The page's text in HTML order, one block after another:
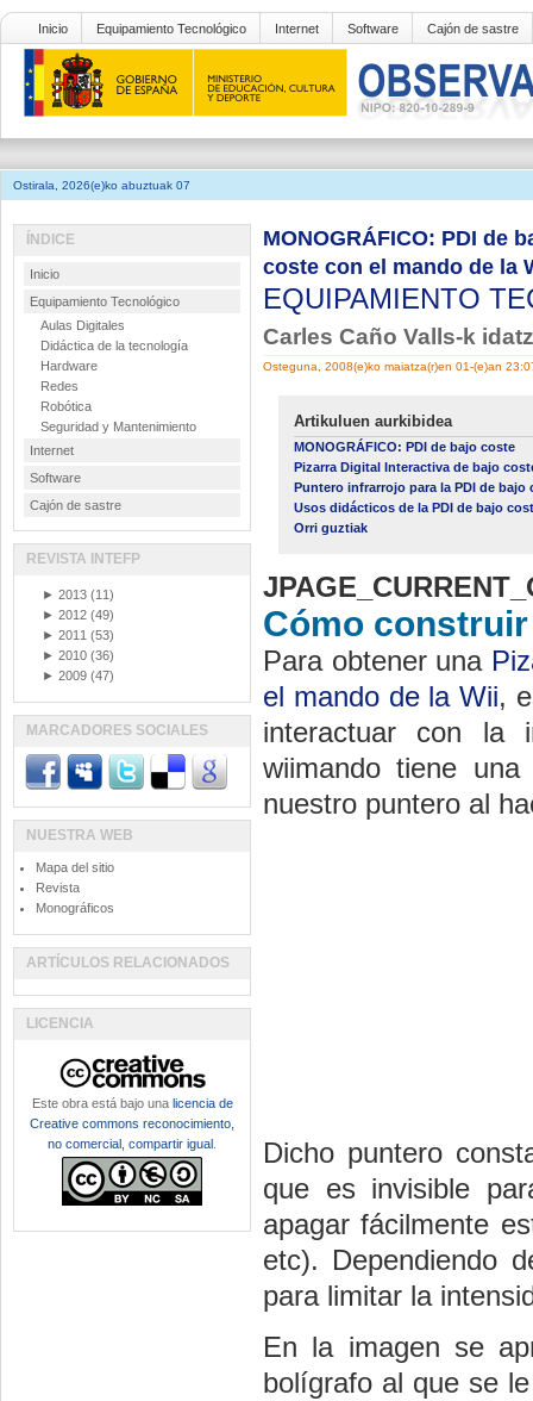
Inicio Equipamiento Tecnológico Internet Software Cajón de sastre
Ostirala, 2026(e)ko abuztuak 07
MONOGRÁFICO: PDI de
coste con el mando de la
EQUIPAMIENTO
Carles Caño Valls-k
Osteguna, 2008(e)ko maiatza(r)en 01-(e)an
Artikuluen aurkibidea
MONOGRÁFICO: PDI de bajo coste
Pizarra Digital Interactiva de bajo
Puntero infrarrojo para la PDI de bajo
Usos didácticos de la PDI de bajo
Orri guztiak
Cómo
Para obtener una
el mando de la Wii,
interactuar con la
wiimando tiene
nuestro puntero al
Dicho puntero
que es invisible
apagar fácilmente
etc). Dependiendo
para limitar la
En la imagen se
bolígrafo al que se
ÍNDICE
Inicio
Equipamiento Tecnológico
Aulas Digitales
Didáctica de la tecnología
Hardware
Redes
Robótica
Seguridad y Mantenimiento
Internet
Software
Cajón de sastre
REVISTA INTEFP
► 2013 (11)
► 2012 (49)
► 2011 (53)
► 2010 (36)
► 2009 (47)
MARCADORES SOCIALES
NUESTRA WEB
Mapa del sitio
Revista
Monográficos
ARTÍCULOS RELACIONADOS
LICENCIA
Este obra está bajo una licencia de
Creative commons reconocimiento,
no comercial, compartir igual